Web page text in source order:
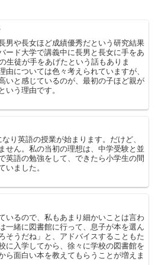
男や長女ほど成績優秀だという研究結果
ード大学で講義中に長男と長女に手をあ
生徒が手をあげたという話もありま
由については色々考えられていますが、
いと感じているのが、最初の子ほど親が
いう理由です。
り英語の授業が始まります。だけど、
せん。私の当初の理想は、中学受験と並
英語の勉強をして、できたら小学生の間
いました。
いるので、私もあまり細かいことは言わ
一緒に図書館に行って、息子が本を選ん
そうだね」と、アドバイスすることもた
に入学してから、徐々に学校の図書館を
ら面白い本を教えてもらうことが増えま